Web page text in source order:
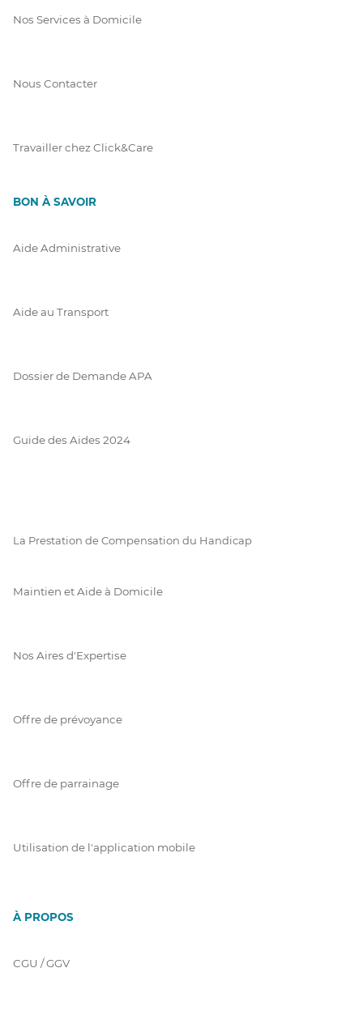
Nos Services à Domicile
Nous Contacter
Travailler chez Click&Care
BON À SAVOIR
Aide Administrative
Aide au Transport
Dossier de Demande APA
Guide des Aides 2024
La Prestation de Compensation du Handicap
Maintien et Aide à Domicile
Nos Aires d'Expertise
Offre de prévoyance
Offre de parrainage
Utilisation de l'application mobile
À PROPOS
CGU / GGV